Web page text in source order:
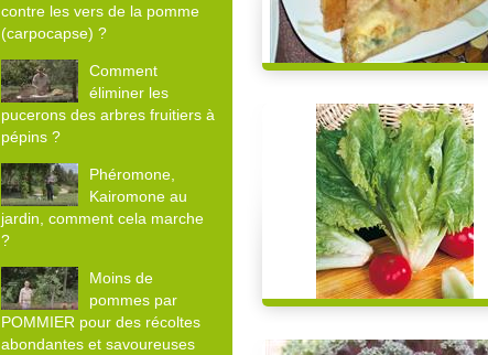
contre les vers de la pomme
(carpocapse) ?
Comment
éliminer les
pucerons des arbres fruitiers à
pépins ?
Phéromone,
Kairomone au
jardin, comment cela marche
?
Moins de
pommes par
POMMIER pour des récoltes
abondantes et savoureuses